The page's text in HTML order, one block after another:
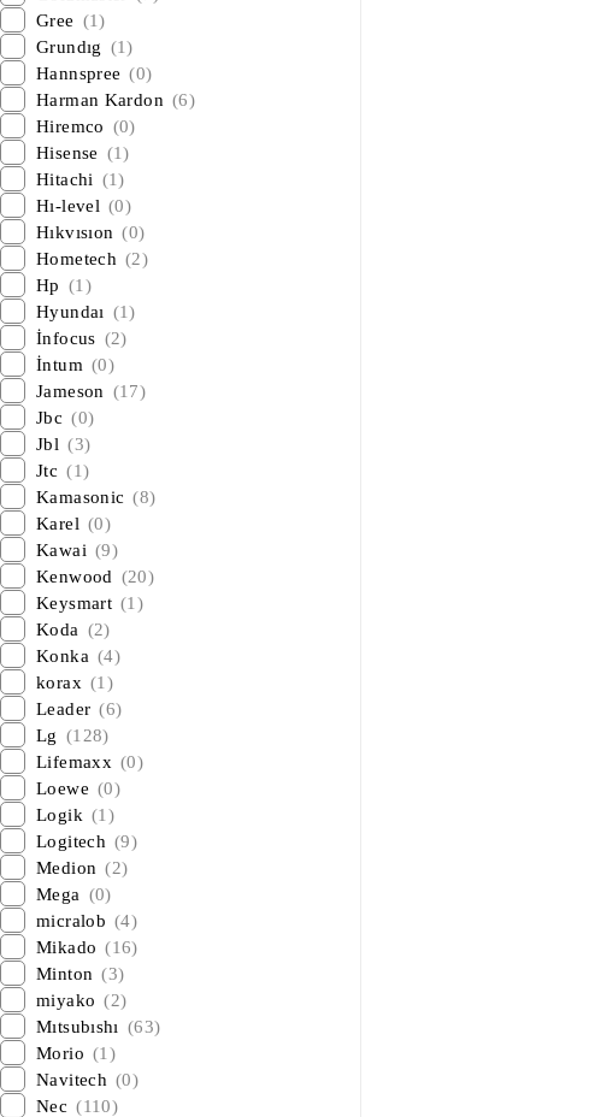
Gree (1)
Grundıg (1)
Hannspree (0)
Harman Kardon (6)
Hiremco (0)
Hisense (1)
Hitachi (1)
Hı-level (0)
Hıkvısıon (0)
Hometech (2)
Hp (1)
Hyundaı (1)
İnfocus (2)
İntum (0)
Jameson (17)
Jbc (0)
Jbl (3)
Jtc (1)
Kamasonic (8)
Karel (0)
Kawai (9)
Kenwood (20)
Keysmart (1)
Koda (2)
Konka (4)
korax (1)
Leader (6)
Lg (128)
Lifemaxx (0)
Loewe (0)
Logik (1)
Logitech (9)
Medion (2)
Mega (0)
micralob (4)
Mikado (16)
Minton (3)
miyako (2)
Mıtsubıshı (63)
Morio (1)
Navitech (0)
Nec (110)